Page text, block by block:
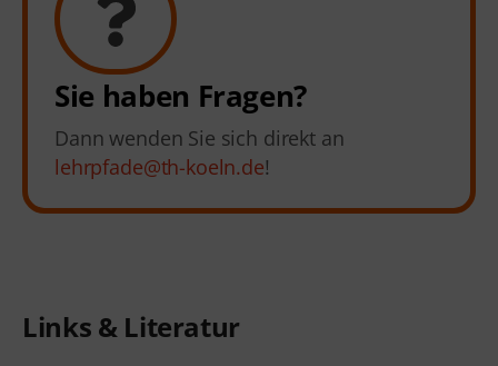
Sie haben Fragen?
Dann wenden Sie sich direkt an
lehrpfade@th-koeln.de!
Links & Literatur